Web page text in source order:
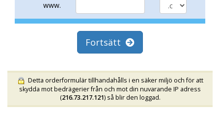
www.
Fortsätt
Detta orderformulär tillhandahålls i en säker miljö och för att
skydda mot bedrägerier från och mot din nuvarande IP adress
(216.73.217.121) så blir den loggad.